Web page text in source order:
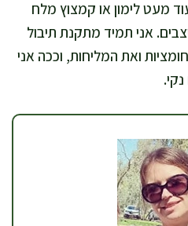
מעט לימון או קמצוץ מלח
אני תמיד מתקנת תיבול
ואת המליחות, וככה אני